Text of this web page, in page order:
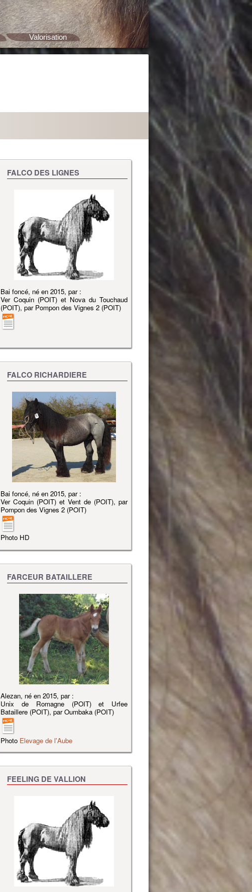
Valorisation
FALCO DES LIGNES
Bai foncé, né en 2015, par :
Ver Coquin (POIT) et Nova du Touchaud
(POIT), par Pompon des Vignes 2 (POIT)
FALCO RICHARDIERE
Bai foncé, né en 2015, par :
Ver Coquin (POIT) et Vent de (POIT), par
Pompon des Vignes 2 (POIT)
Photo HD
FARCEUR BATAILLERE
Alezan, né en 2015, par :
Unix de Romagne (POIT) et Urfee
Bataillere (POIT), par Oumbaka (POIT)
Photo Elevage de l'Aube
FEELING DE VALLION